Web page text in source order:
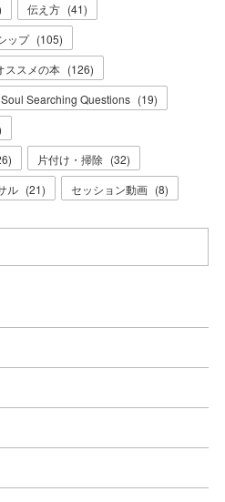
伝え方 (41)
ップ (105)
ススメの本 (126)
Searching Questions (19)
) 片付け・掃除 (32)
ル (21) セッション動画 (8)